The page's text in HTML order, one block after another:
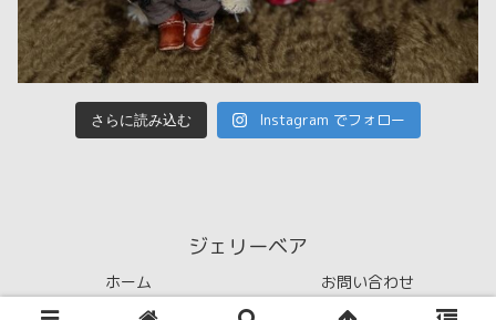
さらに読み込む Instagram でフォロー
ジェリーベア
ホーム
お問い合わせ